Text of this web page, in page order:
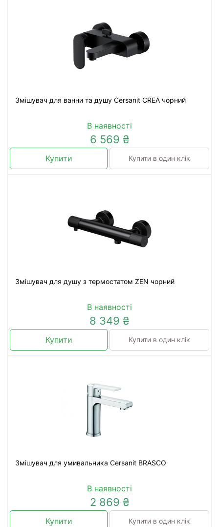
Змішувач для ванни та душу Cersanit CREA чорний
В наявності
6 569 ₴
Купити Купити в один клік
Змішувач для душу з термостатом ZEN чорний
В наявності
8 349 ₴
Купити Купити в один клік
Змішувач для умивальника Cersanit BRASCO
В наявності
2 869 ₴
Купити Купити в один клік